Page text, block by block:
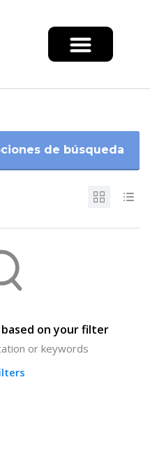
de búsqueda
on your filter
or keywords